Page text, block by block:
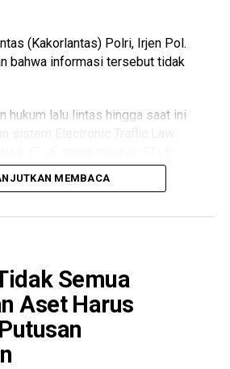
(Kakorlantas) Polri, Irjen Pol.
bahwa informasi tersebut tidak
hukum lalu lintas hingga saat ini
menyebutkan adanya kebijakan
tilang manual secara menyeluruh
berkomitmen mengoptimalkan
teknologi melalui ETLE guna
hukum yang objektif, transparan,
Pol. Wibowo menjelaskan bahwa
MEMBACA
Semua
Aset Harus